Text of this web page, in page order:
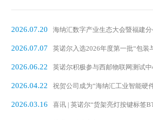
2026.07.20 海纳汇数字产业生态大会暨福建分会成立圆满落幕
2026.07.07 英诺尔入选2026年度第一批“包装与标签行
2026.06.22 英诺尔积极参与西邮物联网测试
2026.04.22 祝贺公司成为“海纳汇工业智能硬
2026.03.16 喜讯 | 英诺尔“货架亮灯按键标签BT25”荣登“2025